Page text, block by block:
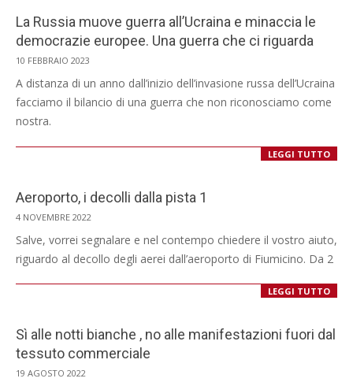
La Russia muove guerra all’Ucraina e minaccia le
democrazie europee. Una guerra che ci riguarda
2023-
02-
10
10 FEBBRAIO 2023
A distanza di un anno dall’inizio dell’invasione russa dell’Ucraina
facciamo il bilancio di una guerra che non riconosciamo come
nostra.
LEGGI TUTTO
Aeroporto, i decolli dalla pista 1
2022-
11-
04
4 NOVEMBRE 2022
Salve, vorrei segnalare e nel contempo chiedere il vostro aiuto,
riguardo al decollo degli aerei dall’aeroporto di Fiumicino. Da 2
LEGGI TUTTO
Sì alle notti bianche , no alle manifestazioni fuori dal
tessuto commerciale
2022-
19 AGOSTO 2022